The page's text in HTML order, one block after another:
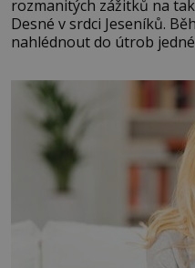
rozmanitých zážitků na
Desné v srdci Jeseníků.
nahlédnout do útrob
se na koloběžce a den
Velkých Losinách nebo v